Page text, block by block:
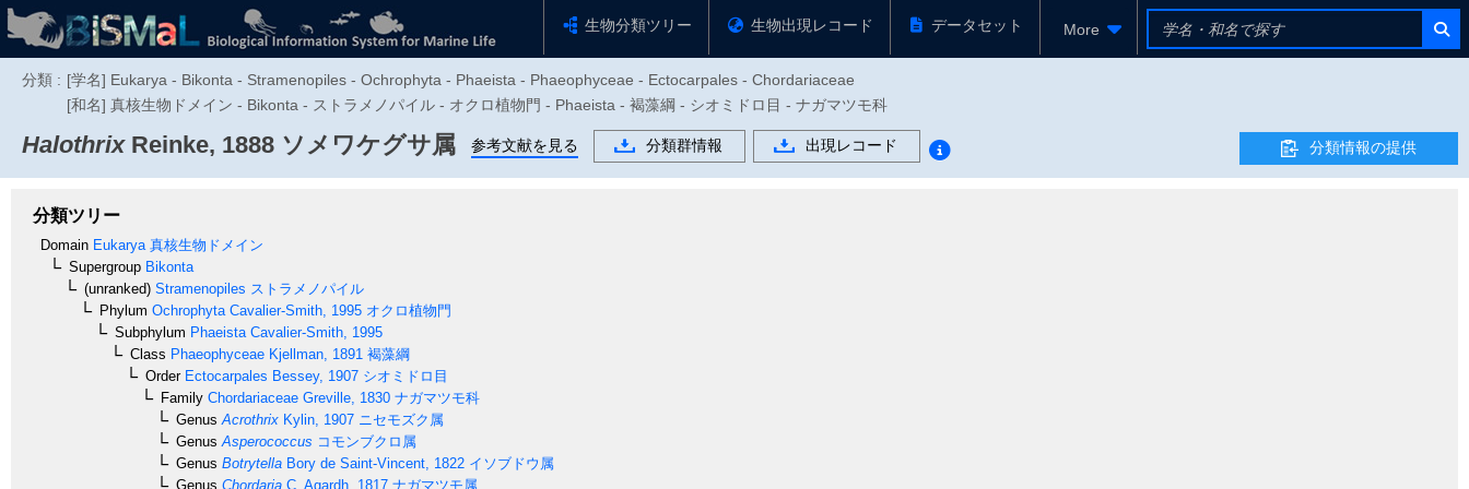
生物分類ツリー 生物出現レコード データセット More
分類 : [学名] Eukarya - Bikonta - Stramenopiles - Ochrophyta - Phaeista - Phaeophyceae - Ectocarpales - Chordariaceae
[和名] 真核生物ドメイン - Bikonta - ストラメノパイル - オクロ植物門 - Phaeista - 褐藻綱 - シオミドロ目 - ナガマツモ科
HalothrixReinke, 1888 ソメワケグサ属 参考文献を見る 分類群情報 出現レコード 分類情報の提供
分類ツリー
Domain Eukarya 真核生物ドメイン
Supergroup Bikonta
(unranked) Stramenopiles ストラメノパイル
Phylum Ochrophyta Cavalier-Smith, 1995 オクロ植物門
Subphylum Phaeista Cavalier-Smith, 1995
Class Phaeophyceae Kjellman, 1891 褐藻綱
OrderEctocarpales Bessey, 1907 シオミドロ目
Family Chordariaceae Greville, 1830 ナガマツモ科
Genus Acrothrix Kylin, 1907 ニセモズク属
Genus Asperococcus コモンブクロ属
Genus Botrytella Bory de Saint-Vincent, 1822 イソブドウ属
Genus Chordaria C. Agardh, 1817 ナガマツモ属